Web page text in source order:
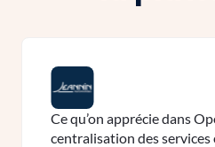
Ce qu’on apprécie dans
centralisation des